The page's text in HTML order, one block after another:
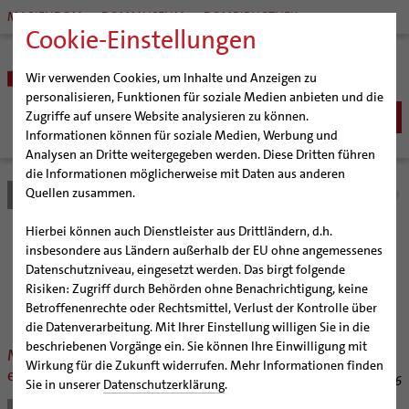
Cookie-Einstellungen
Wir verwenden Cookies, um Inhalte und Anzeigen zu
personalisieren, Funktionen für soziale Medien anbieten und die
Zugriffe auf unsere Website analysieren zu können.
Informationen können für soziale Medien, Werbung und
Analysen an Dritte weitergegeben werden. Diese Dritten führen
die Informationen möglicherweise mit Daten aus anderen
Quellen zusammen.
Hierbei können auch Dienstleister aus Drittländern, d.h.
insbesondere aus Ländern außerhalb der EU ohne angemessenes
Datenschutzniveau, eingesetzt werden. Das birgt folgende
Risiken: Zugriff durch Behörden ohne Benachrichtigung, keine
Betroffenenrechte oder Rechtsmittel, Verlust der Kontrolle über
die Datenverarbeitung. Mit Ihrer Einstellung willigen Sie in die
beschriebenen Vorgänge ein. Sie können Ihre Einwilligung mit
Wirkung für die Zukunft widerrufen. Mehr Informationen finden
Sie in unserer Datenschutzerklärung.
MARIENDOM DOMMUSEUM DOMBIBLIOTHEK
BISTUM
Bischöfe
Weihbischof Dr. Martin Marahrens
Bischof em. Norbert Trelle
Weihbischof em. Bongartz
Weihbischof em. Schwerdtfeger
Weihbischof em. Koitz
Bischof em. Dr. Wüstenberg
Generalvikariat
Gremien
Diözesangericht
Gemeindegremien
Pfarrgemeinden
Hildesheimer Dom
Virtueller Rundgang durch den Dom
Tausendjähriger Rosenstock
Die Hildesheimer Dommusik
Wallfahrten | Pilgern
Termine Wallfahrten und Pilgern
Jakobswege im Bistum Hildesheim
Veranstaltungen
Strategieprozess
Jugend
Bistum Hildesheim
Nachrichtenarchiv
der Bischöflichen Pressestelle Hildesheim (bph)
Martin Marahrens hat Bischofsweihe
empfangen
02/28/2026